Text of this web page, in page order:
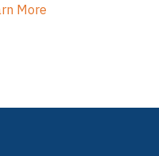
More